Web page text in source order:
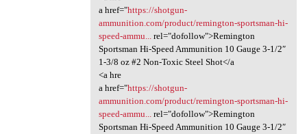
a href="https://shotgun-
ammunition.com/product/remington-sportsman-hi-
speed-ammu...rel="dofollow">Remington
Sportsman Hi-Speed Ammunition 10 Gauge 3-1/2″
1-3/8 oz #2 Non-Toxic Steel Shot</a
<a hre
a href="https://shotgun-
ammunition.com/product/remington-sportsman-hi-
speed-ammu...rel="dofollow">Remington
Sportsman Hi-Speed Ammunition 10 Gauge 3-1/2″